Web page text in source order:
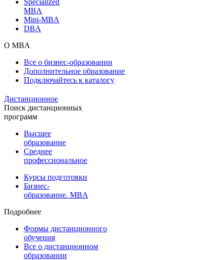
MBA
Mini-MBA
DBA
О MBA
Все о бизнес-образовании
Дополнительное образование
Подключайтесь к каталогу
Дистанционное
Поиск дистанционных
программ
Высшее
образование
Среднее
профессиональное
Курсы подготовки
Бизнес-
образование. MBA
Подробнее
Формы дистанционного
обучения
Все о дистанционном
образовании